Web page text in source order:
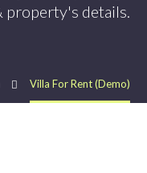
details.
Villa For Rent (Demo)